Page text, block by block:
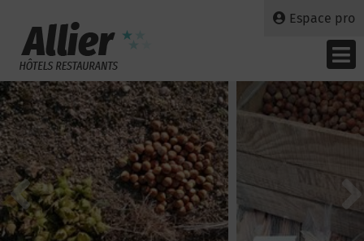
Espace pro